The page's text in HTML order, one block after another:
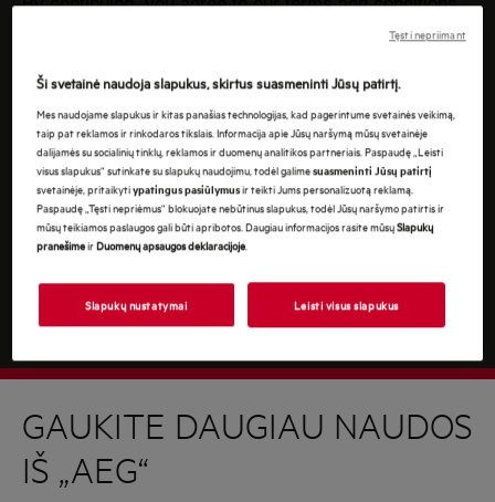
data, please review our data protection statement
GAUKITE DAUGIAU NAUDOS
IŠ „AEG“
Ši svetainė naudoja slapukus, skirtus suasmeninti Jūsų patirtį.
Mes naudojame slapukus ir kitas panašias technologijas, kad pagerintume svetainės veikimą,
taip pat reklamos ir rinkodaros tikslais. Informacija apie Jūsų naršymą mūsų svetainėje
dalijamės su socialinių tinklų, reklamos ir duomenų analitikos partneriais. Paspaudę „Leisti
visus slapukus“ sutinkate su slapukų naudojimu, todėl galimesuasmeninti Jūsų patirtį
svetainėje, pritaikytiypatingus pasiūlymusir teikti Jums personalizuotą reklamą.
Paspaudę „Tęsti nepriėmus“ blokuojate nebūtinus slapukus, todėl Jūsų naršymo patirtis ir
mūsų teikiamos paslaugos gali būti apribotos. Daugiau informacijos rasite mūsųSlapukų
pranešimeirDuomenų apsaugos deklaracijoje
Slapukų nustatymai Leisti visus slapukus
Tęsti nepriimant